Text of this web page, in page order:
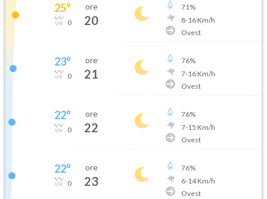
25°
0
ore
20
71%
8-16Km/h
Ovest
23°
0
ore
21
76%
7-16Km/h
Ovest
22°
0
ore
22
76%
7-15 Km/h
Ovest
22°
0
ore
23
76%
6-14Km/h
Ovest